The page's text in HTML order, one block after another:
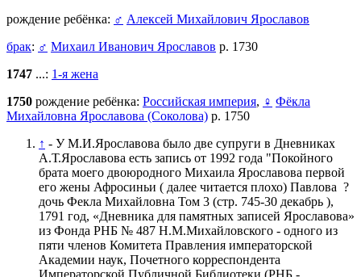
рождение ребёнка: ♂ Алексей Михайлович Ярославов
брак: ♂ Михаил Иванович Ярославов р. 1730
1747 ...: 1-я жена
1750 рождение ребёнка: Российская империя, ♀ Фёкла
Михайловна Ярославова (Соколова) р. 1750
↑ - У М.И.Ярославова было две супруги в Дневниках
А.Т.Ярославова есть запись от 1992 года "Покойного
брата моего двоюродного Михаила Ярославова первой
его жены Афросиньи ( далее читается плохо) Павлова ?
дочь Фекла Михайловна Том 3 (стр. 745-30 декабрь ),
1791 год, «Дневника для памятных записей Ярославова»
из Фонда РНБ № 487 Н.М.Михайловского - одного из
пяти членов Комитета Правления императорской
Академии наук, Почетного корреспондента